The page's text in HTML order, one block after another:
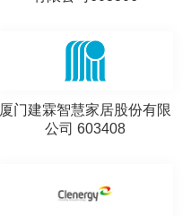
厦门建霖智慧家居股份有限
公司 603408